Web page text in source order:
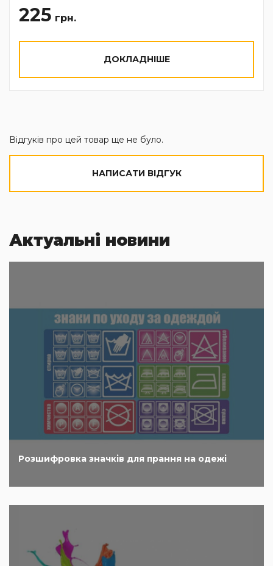
225 грн.
ДОКЛАДНІШЕ
Відгуків про цей товар ще не було.
НАПИСАТИ ВІДГУК
Актуальні новини
Розшифровка значків для прання на одежі